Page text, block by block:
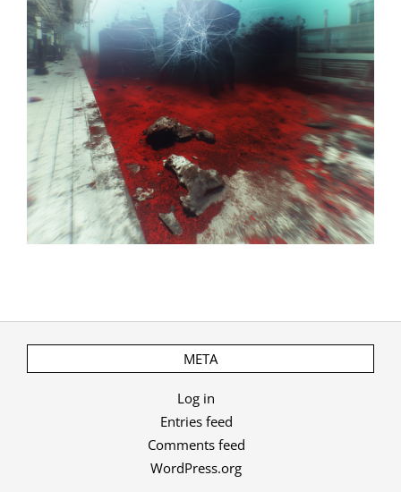
META
Log in
Entries feed
Comments feed
WordPress.org